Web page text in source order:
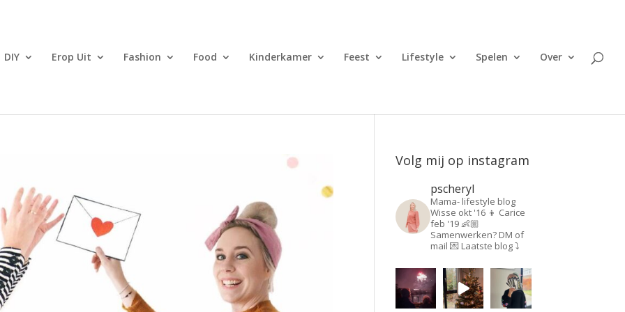
DIY Erop Uit Fashion Food Kinderkamer Feest Lifestyle Spelen Over
Volg mij op instagram
pscheryl
Mama- lifestyle blog
Wisse okt '16 👦 Carice
feb '19 👶🏼
Samenwerken? DM of
mail 💌 Laatste blog ⤵️